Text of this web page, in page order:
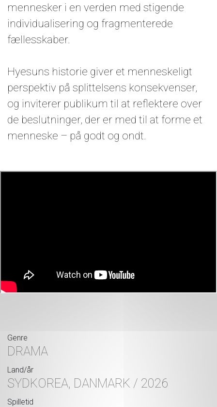
mennesker i en verden med stigende
individualisering og fragmenterede
fællesskaber.
Hyesuns historie giver et menneskeligt
perspektiv på splittelsens konsekvenser,
og inviterer publikum til at reflektere over
de beslutninger, der er med til at forme et
menneske – på godt og ondt.
Genre
DRAMA
Land/år
SYDKOREA, DANMARK / 2026
Spilletid